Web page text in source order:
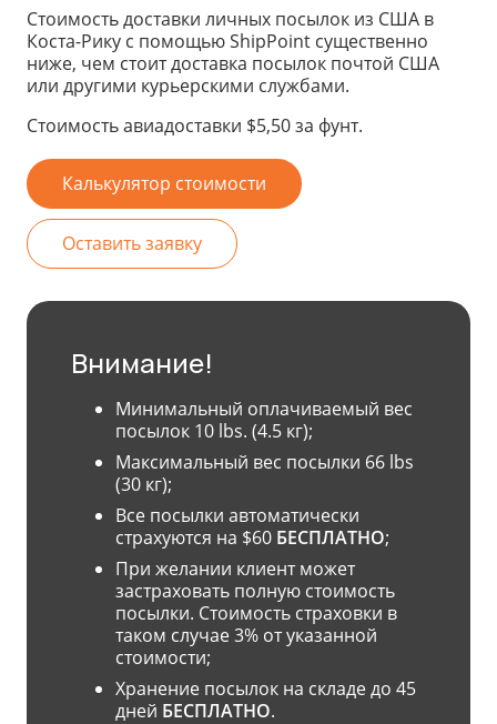
Cтоимость доставки личных посылок из США в
Коста-Рику с помощью ShipPoint существенно
ниже, чем стоит доставка посылок почтой США
или другими курьерскими службами.
Стоимость авиадоставки $5,50 за фунт.
Калькулятор стоимости
Оставить заявку
Внимание!
Минимальный оплачиваемый вес
посылок 10 lbs. (4.5 кг);
Максимальный вес посылки 66 lbs
(30 кг);
Все посылки автоматически
страхуются на $60 БЕСПЛАТНО;
При желании клиент может
застраховать полную стоимость
посылки. Стоимость страховки в
таком случае 3% от указанной
стоимости;
Хранение посылок на складе до 45
дней БЕСПЛАТНО.